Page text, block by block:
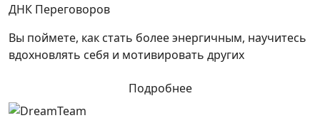
ДНК Переговоров
Вы поймете, как стать более энергичным, научитесь
вдохновлять себя и мотивировать других
Подробнее